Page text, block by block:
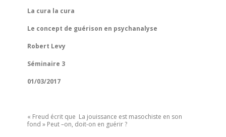
La cura la cura
Le concept de guérison en psychanalyse
Robert Levy
Séminaire 3
01/03/2017
« Freud écrit que La jouissance est masochiste en son
fond » Peut –on, doit-on en guérir ?